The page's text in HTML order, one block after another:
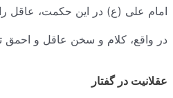
امام علی (ع) در این حکمت، عاقل
در واقع، کلام و سخن عاقل و احمق
عقلانیت در گفتار